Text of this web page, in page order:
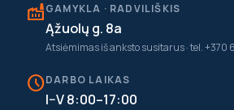
factoryGAMYKLA · RADVILIŠKIS
Ąžuolų g. 8a
Atsiėmimas iš anksto susitarus · tel. +370
scheduleDARBO LAIKAS
I–V 8:00–17:00